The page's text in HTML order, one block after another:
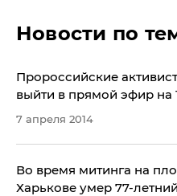
Новости по
Пророссийские
выйти в прямой эфир на
7 апреля 2014
Во время митинга на
Харькове умер 77-